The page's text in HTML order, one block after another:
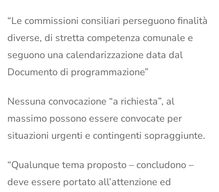
“Le commissioni consiliari perseguono finalità
diverse, di stretta competenza comunale e
seguono una calendarizzazione data dal
Documento di programmazione”
Nessuna convocazione “a richiesta”, al
massimo possono essere convocate per
situazioni urgenti e contingenti sopraggiunte.
“Qualunque tema proposto – concludono –
deve essere portato all’attenzione ed